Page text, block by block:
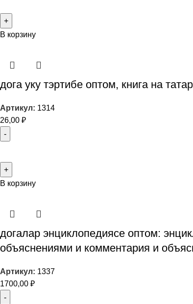
В корзину
дога уку тэртибе оптом, книга на
Артикул: 1314
26,00 ₽
В корзину
догалар энциклопедиясе оптом:
объяснениями и комментария и
Артикул: 1337
1700,00 ₽